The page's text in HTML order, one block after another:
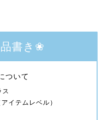
書き❀
ついて
イテムレベル）